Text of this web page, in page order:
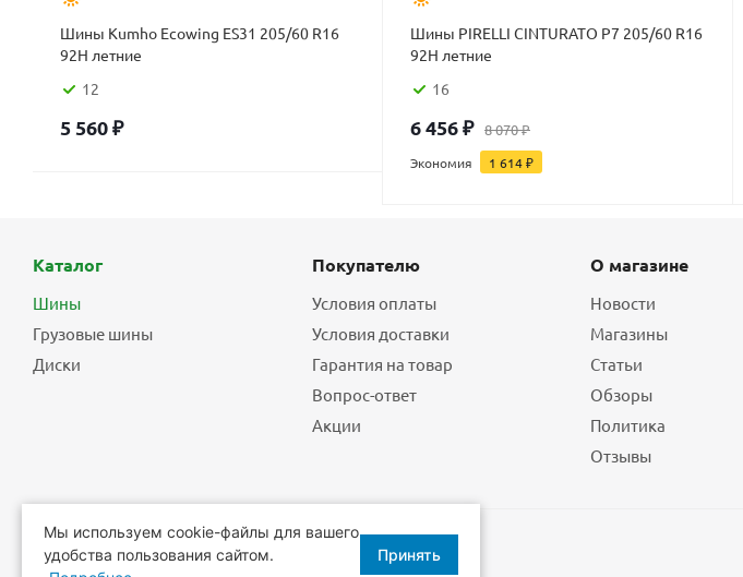
Шины Kumho Ecowing ES31 205/60 R16
92H летние
12
5 560₽
Шины PIRELLI CINTURATO P7 205/60 R16
92H летние
16
6 456₽ 8 070₽
Экономия 1 614₽
Каталог
Шины
Грузовые шины
Диски
Покупателю
Условия оплаты
Условия доставки
Гарантия на товар
Вопрос-ответ
Акции
О магазине
Новости
Магазины
Статьи
Обзоры
Политика
Отзывы
2026 © Еврошины - шины, диски, шиномонтаж.
Мы используем cookie-файлы для вашего
удобства пользования сайтом.
Принять